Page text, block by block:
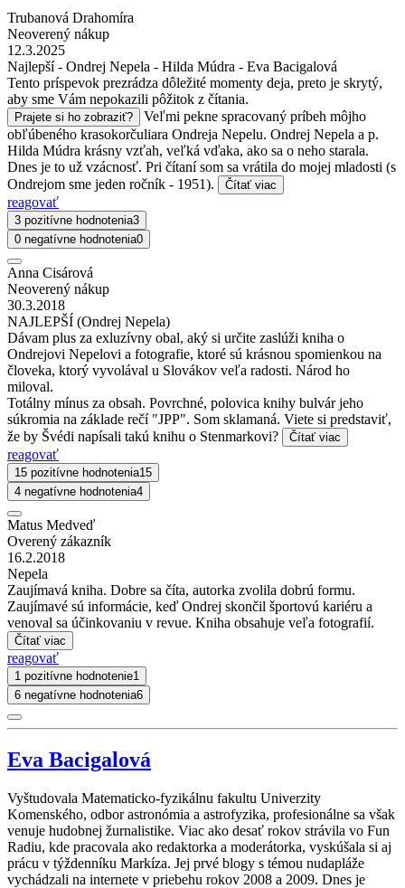
Trubanová Drahomíra
Neoverený nákup
12.3.2025
Najlepší - Ondrej Nepela - Hilda Múdra - Eva Bacigalová
Tento príspevok prezrádza dôležité momenty deja, preto je skrytý,
aby sme Vám nepokazili pôžitok z čítania.
Prajete si ho zobraziť?
Veľmi pekne spracovaný príbeh môjho
obľúbeného krasokorčuliara Ondreja Nepelu. Ondrej Nepela a p.
Hilda Múdra krásny vzťah, veľká vďaka, ako sa o neho starala.
Dnes je to už vzácnosť. Pri čítaní som sa vrátila do mojej mladosti (s
Ondrejom sme jeden ročník - 1951).
Čítať viac
reagovať
3 pozitívne hodnotenia3
0 negatívne hodnotenia0
Anna Cisárová
Neoverený nákup
30.3.2018
NAJLEPŠÍ (Ondrej Nepela)
Dávam plus za exluzívny obal, aký si určite zaslúži kniha o
Ondrejovi Nepelovi a fotografie, ktoré sú krásnou spomienkou na
človeka, ktorý vyvolával u Slovákov veľa radosti. Národ ho
miloval.
Totálny mínus za obsah. Povrchné, polovica knihy bulvár jeho
súkromia na základe rečí "JPP". Som sklamaná. Viete si predstaviť,
že by Švédi napísali takú knihu o Stenmarkovi?
Čítať viac
reagovať
15 pozitívne hodnotenia15
4 negatívne hodnotenia4
Matus Medveď
Overený zákazník
16.2.2018
Nepela
Zaujímavá kniha. Dobre sa číta, autorka zvolila dobrú formu.
Zaujímavé sú informácie, keď Ondrej skončil športovú kariéru a
venoval sa účinkovaniu v revue. Kniha obsahuje veľa fotografií.
Čítať viac
reagovať
1 pozitívne hodnotenie1
6 negatívne hodnotenia6
Eva Bacigalová
Vyštudovala Matematicko-fyzikálnu fakultu Univerzity
Komenského, odbor astronómia a astrofyzika, profesionálne sa však
venuje hudobnej žurnalistike. Viac ako desať rokov strávila vo Fun
Radiu, kde pracovala ako redaktorka a moderátorka, vyskúšala si aj
prácu v týždenníku Markíza. Jej prvé blogy s témou nudapláže
vychádzali na internete v priebehu rokov 2008 a 2009. Dnes je